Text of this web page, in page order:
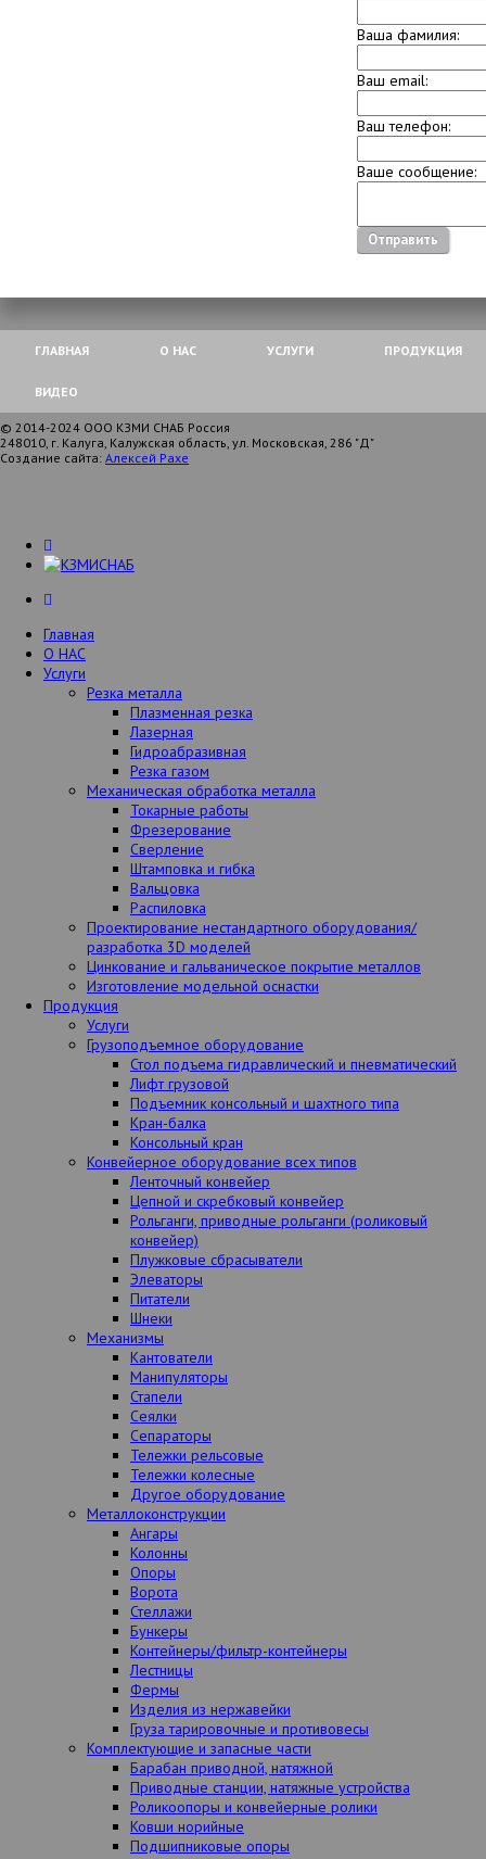
Ваша фамилия:
Ваш email:
Ваш телефон:
Ваше сообщение:
Отправить
ГЛАВНАЯ О НАС УСЛУГИ ПРОДУКЦИЯ
ВИДЕО
© 2014-2024 ООО КЗМИ СНАБ Россия
248010, г. Калуга, Калужская область, ул. Московская, 286 "Д"
Создание сайта: Алексей Рахе
Главная
О НАС
Услуги
Резка металла
Плазменная резка
Лазерная
Гидроабразивная
Резка газом
Механическая обработка металла
Токарные работы
Фрезерование
Сверление
Штамповка и гибка
Вальцовка
Распиловка
Проектирование нестандартного оборудования/
разработка 3D моделей
Цинкование и гальваническое покрытие металлов
Изготовление модельной оснастки
Продукция
Услуги
Грузоподъемное оборудование
Стол подъема гидравлический и пневматический
Лифт грузовой
Подъемник консольный и шахтного типа
Кран-балка
Консольный кран
Конвейерное оборудование всех типов
Ленточный конвейер
Цепной и скребковый конвейер
Рольганги, приводные рольганги (роликовый
конвейер)
Плужковые сбрасыватели
Элеваторы
Питатели
Шнеки
Механизмы
Кантователи
Манипуляторы
Стапели
Сеялки
Сепараторы
Тележки рельсовые
Тележки колесные
Другое оборудование
Металлоконструкции
Ангары
Колонны
Опоры
Ворота
Стеллажи
Бункеры
Контейнеры/фильтр-контейнеры
Лестницы
Фермы
Изделия из нержавейки
Груза тарировочные и противовесы
Комплектующие и запасные части
Барабан приводной, натяжной
Приводные станции, натяжные устройства
Роликоопоры и конвейерные ролики
Ковши норийные
Подшипниковые опоры